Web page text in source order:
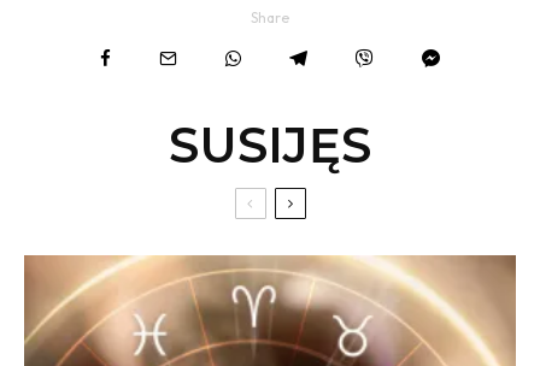
Share
SUSIJĘS